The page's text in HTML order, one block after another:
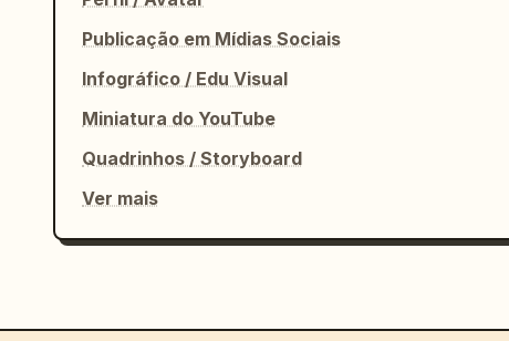
Textura:
grão visível de papel aquarela,
textura suave de pincel feito à mão,
acabamento suave de nanquim e lavagem.
Clima:
pacífico,
tranquilo,
refinado,
Publicação em Mídias Sociais
Infográfico / Edu Visual
Miniatura do YouTube
Quadrinhos / Storyboard
Ver mais